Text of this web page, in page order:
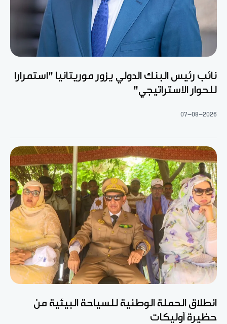
نائب رئيس البنك الدولي يزور موريتانيا "استمرارا
للحوار الاستراتيجي"
07-08-2026
انطلاق الحملة الوطنية للسياحة البيئية من
حظيرة آوليكات